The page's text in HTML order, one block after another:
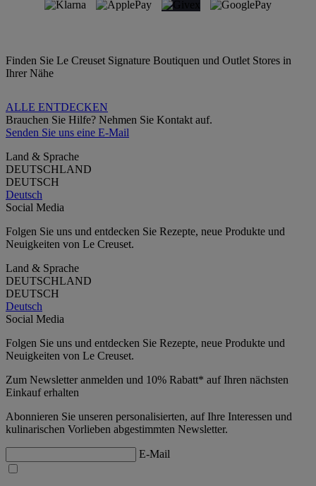
Finden Sie Le Creuset Signature Boutiquen und Outlet Stores in
Ihrer Nähe
ALLE ENTDECKEN
Brauchen Sie Hilfe? Nehmen Sie Kontakt auf.
Senden Sie uns eine E-Mail
Land & Sprache
DEUTSCHLAND
DEUTSCH
Deutsch
Social Media
Folgen Sie uns und entdecken Sie Rezepte, neue Produkte und
Neuigkeiten von Le Creuset.
Land & Sprache
DEUTSCHLAND
DEUTSCH
Deutsch
Social Media
Folgen Sie uns und entdecken Sie Rezepte, neue Produkte und
Neuigkeiten von Le Creuset.
Zum Newsletter anmelden und 10% Rabatt* auf Ihren nächsten
Einkauf erhalten
Abonnieren Sie unseren personalisierten, auf Ihre Interessen und
kulinarischen Vorlieben abgestimmten Newsletter.
E-Mail